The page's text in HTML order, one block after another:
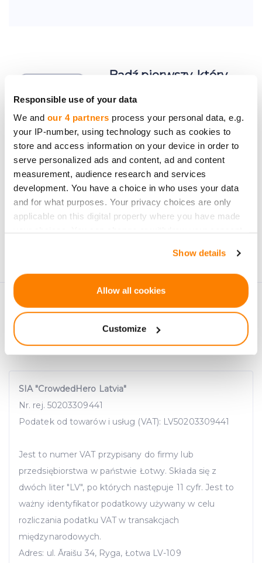
Responsible use of your data
We and our 4 partners process your personal data, e.g.
your IP-number, using technology such as cookies to
store and access information on your device in order to
serve personalized ads and content, ad and content
measurement, audience research and services
development. You have a choice in who uses your data
and for what purposes. Your privacy choices are only
applicable on this digital property where you have made
If you allow, we would also like to:
Identify your device by actively scanning it for
and set your preferences in the
We use cookies to provide website functionality, analyse
Show details
Allow all cookies
Customize
Bądź pierwszy, który
inwestycyjnych.
Zapisz się
SIA "CrowdedHero Latvia"
Nr. rej. 50203309441
Podatek od towarów i usług (VAT): LV50203309441
Jest to numer VAT przypisany do firmy lub
przedsiębiorstwa w państwie Łotwy. Składa się z
dwóch liter "LV", po których następuje 11 cyfr. Jest to
ważny identyfikator podatkowy używany w celu
rozliczania podatku VAT w transakcjach
międzynarodowych.
Adres: ul. Āraišu 34, Ryga, Łotwa LV-109